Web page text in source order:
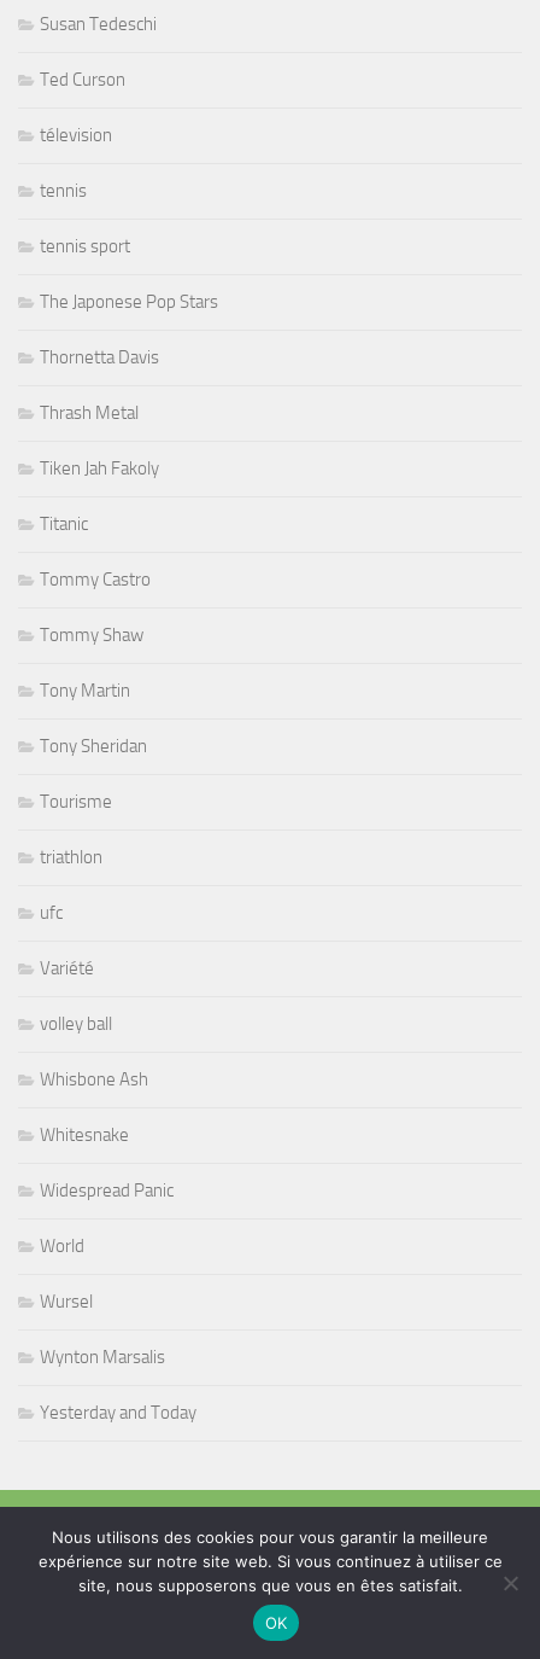
Susan Tedeschi
Ted Curson
télevision
tennis
tennis sport
The Japonese Pop Stars
Thornetta Davis
Thrash Metal
Tiken Jah Fakoly
Titanic
Tommy Castro
Tommy Shaw
Tony Martin
Tony Sheridan
Tourisme
triathlon
ufc
Variété
volley ball
Whisbone Ash
Whitesnake
Widespread Panic
World
Wursel
Wynton Marsalis
Yesterday and Today
Nous utilisons des cookies pour vous garantir la meilleure
expérience sur notre site web. Si vous continuez à utiliser ce
site, nous supposerons que vous en êtes satisfait.
OK